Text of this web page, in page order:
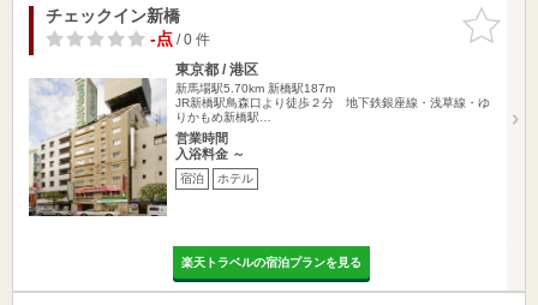
お気に入
りに追加
チェックイン新橋
-点/ 0 件
東京都 / 港区
新馬場駅5.70km 新橋駅187m
JR新橋駅鳥森口より徒歩２分 地下鉄銀座線・浅草線・ゆ
りかもめ新橋駅…
営業時間
入浴料金 ～
宿泊 ホテル
楽天トラベルの宿泊プランを見る